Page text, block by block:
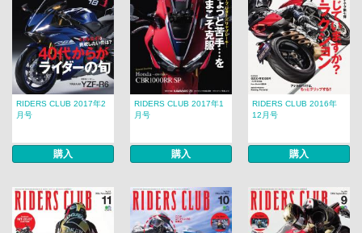
RIDERS CLUB 2017年2
月号
購入
RIDERS CLUB 2017年1
月号
購入
RIDERS CLUB 2016年
12月号
購入